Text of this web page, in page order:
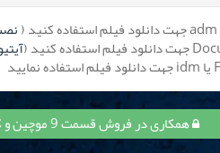
همکاری در فروش قسمت 9 موچین و کسب درآمد از آن